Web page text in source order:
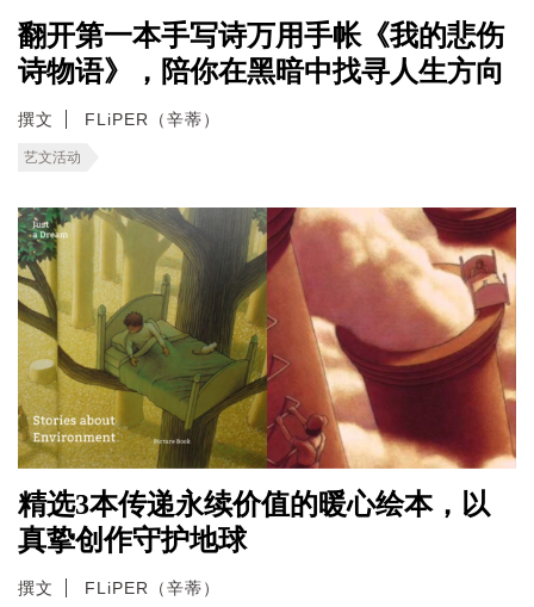
翻开第一本手写诗万用手帐《我的悲伤
诗物语》，陪你在黑暗中找寻人生方向
撰文 FLiPER（辛蒂）
艺文活动
精选3本传递永续价值的暖心绘本，以
真挚创作守护地球
撰文 FLiPER（辛蒂）